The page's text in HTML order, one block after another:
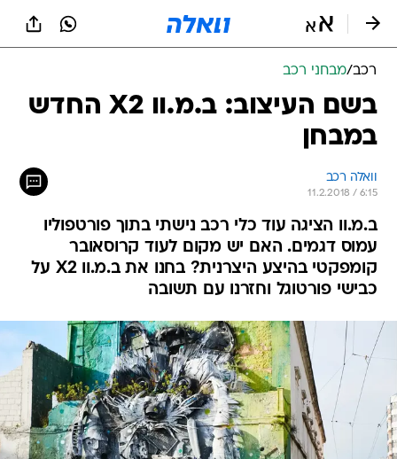
רכב/מבחני רכב
בשם העיצוב: ב.מ.וו X2 החדש
במבחן
וואלה רכב
11.2.2018 / 6:15
ב.מ.וו הציגה עוד כלי רכב נישתי בתוך פורטפוליו
עמוס דגמים. האם יש מקום לעוד קרוסאובר
קומפקטי בהיצע היצרנית? בחנו את ב.מ.וו X2 על
כבישי פורטוגל וחזרנו עם תשובה